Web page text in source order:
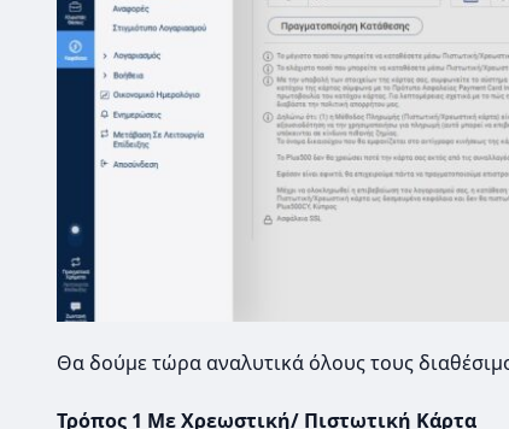
Θα δούμε τώρα αναλυτικά όλους τους
Τρόπος 1 Με Χρεωστική/ Πιστωτική Κάρτα